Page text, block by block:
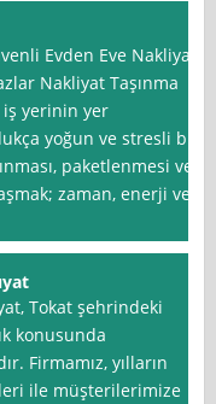
Evden Eve Nakliyat
Nakliyat Taşınma
yerinin yer
yoğun ve stresli bir
paketlenmesi ve
zaman, enerji ve
Tokat şehrindeki
konusunda
Firmamız, yılların
ile müşterilerimize